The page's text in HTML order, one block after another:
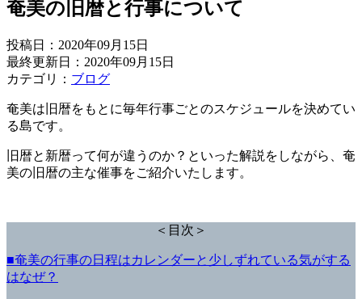
奄美の旧暦と行事について
投稿日： 2020年09月15日
最終更新日：2020年09月15日
カテゴリ： ブログ
奄美は旧暦をもとに毎年行事ごとのスケジュールを決めてい
る島です。
旧暦と新暦って何が違うのか？といった解説をしながら、奄
美の旧暦の主な催事をご紹介いたします。
＜目次＞
■奄美の行事の日程はカレンダーと少しずれている気がする
はなぜ？